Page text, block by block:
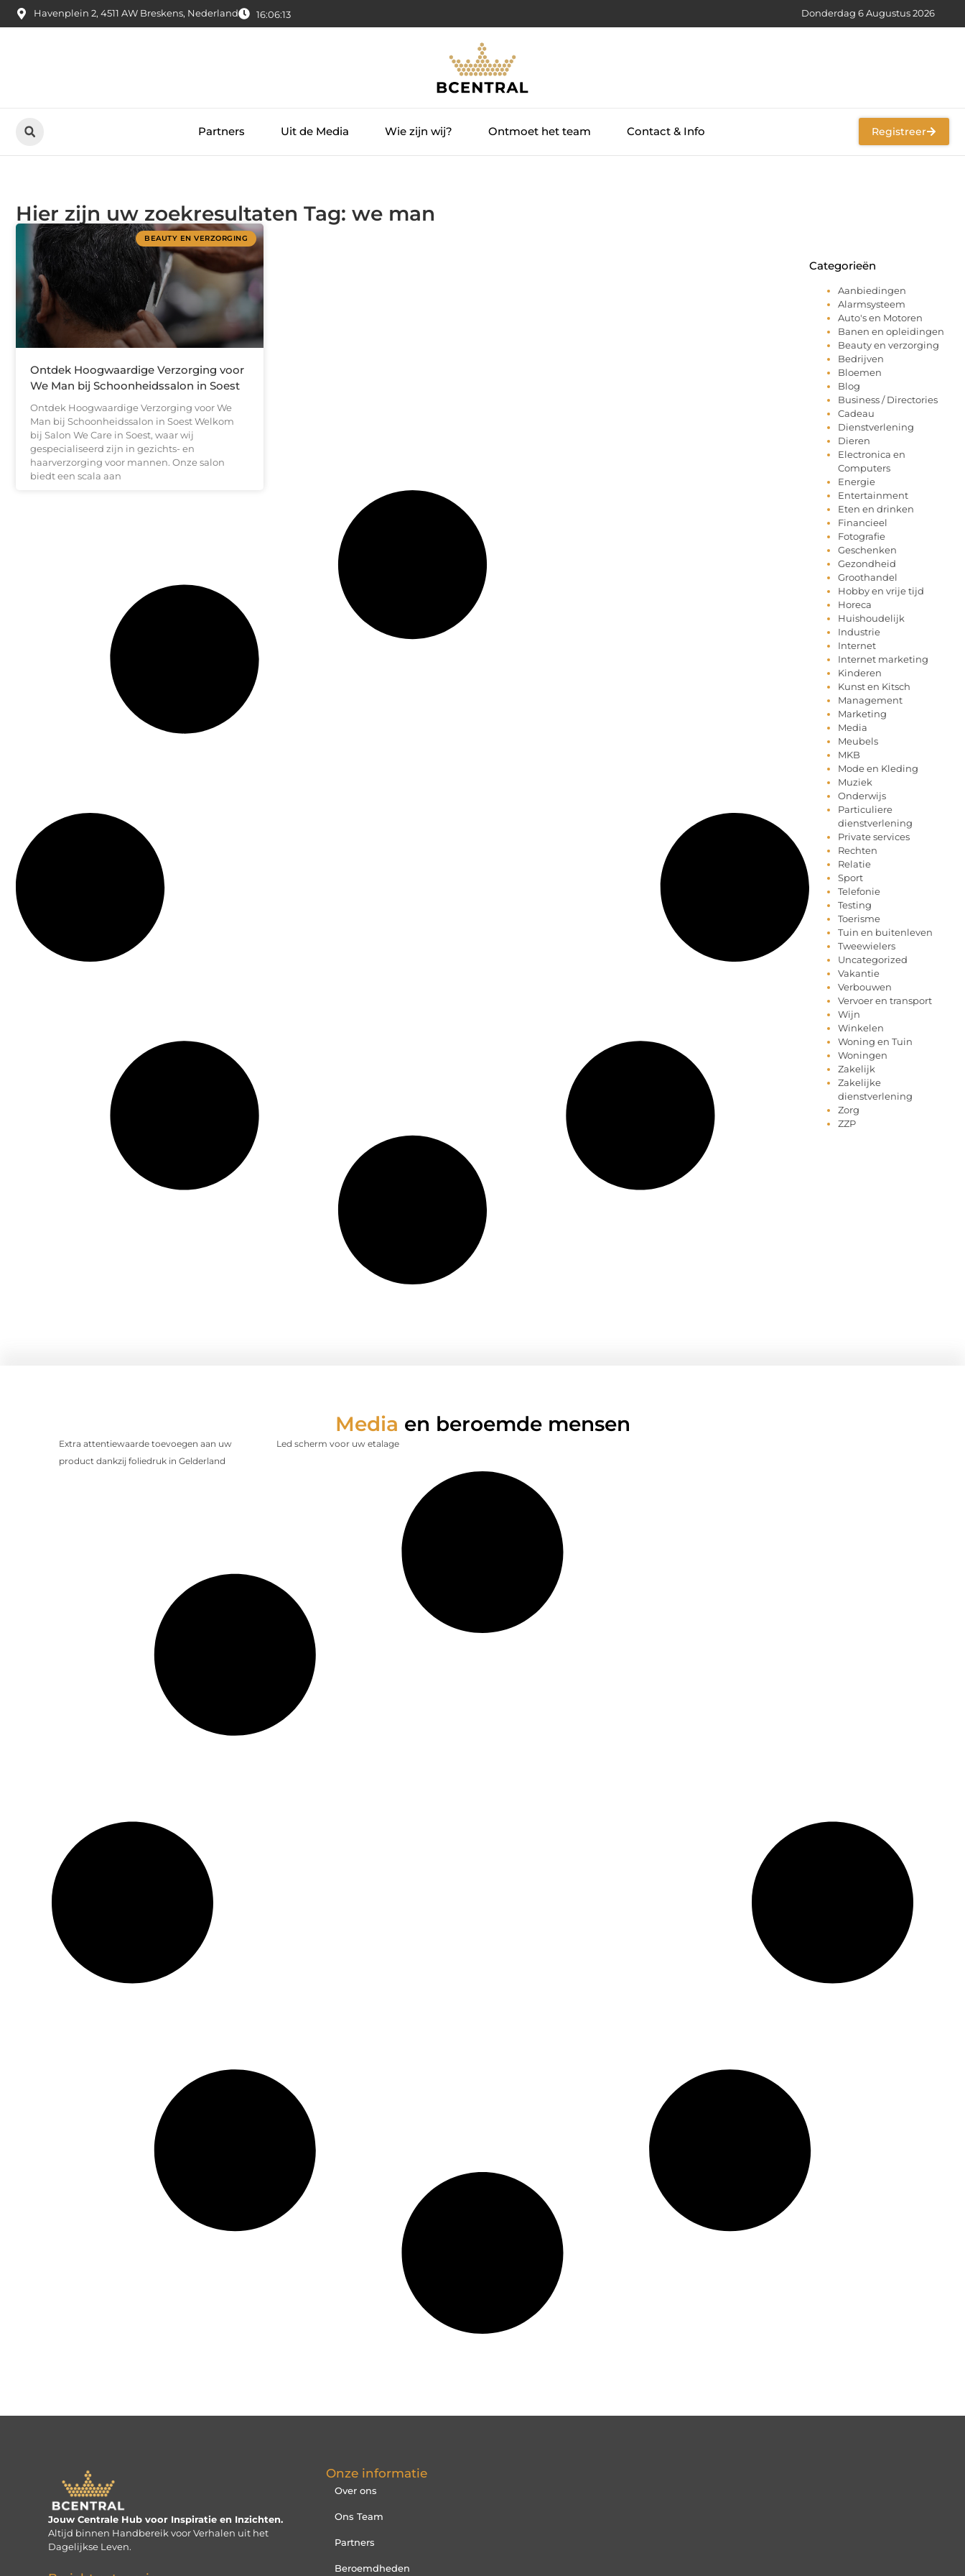
Havenplein 2, 4511 AW Breskens, Nederland 16:06:14 Donderdag 6 Augustus 2026
Partners Uit de Media Wie zijn wij? Ontmoet het team Contact & Info Registreer
Hier zijn uw zoekresultaten Tag: we man
BEAUTY EN VERZORGING
Ontdek Hoogwaardige Verzorging voor
We Man bij Schoonheidssalon in Soest
Ontdek Hoogwaardige Verzorging voor We
Man bij Schoonheidssalon in Soest Welkom
bij Salon We Care in Soest, waar wij
gespecialiseerd zijn in gezichts- en
haarverzorging voor mannen. Onze salon
biedt een scala aan
Categorieën
Aanbiedingen
Alarmsysteem
Auto's en Motoren
Banen en opleidingen
Beauty en verzorging
Bedrijven
Bloemen
Blog
Business / Directories
Cadeau
Dienstverlening
Dieren
Electronica en
Computers
Energie
Entertainment
Eten en drinken
Financieel
Fotografie
Geschenken
Gezondheid
Groothandel
Hobby en vrije tijd
Horeca
Huishoudelijk
Industrie
Internet
Internet marketing
Kinderen
Kunst en Kitsch
Management
Marketing
Media
Meubels
MKB
Mode en Kleding
Muziek
Onderwijs
Particuliere
dienstverlening
Private services
Rechten
Relatie
Sport
Telefonie
Testing
Toerisme
Tuin en buitenleven
Tweewielers
Uncategorized
Vakantie
Verbouwen
Vervoer en transport
Wijn
Winkelen
Woning en Tuin
Woningen
Zakelijk
Zakelijke
dienstverlening
Zorg
ZZP
Media en beroemde mensen
Extra attentiewaarde toevoegen aan uw
product dankzij foliedruk in Gelderland
Led scherm voor uw etalage
Jouw Centrale Hub voor Inspiratie en Inzichten.
Altijd binnen Handbereik voor Verhalen uit het
Dagelijkse Leven.
Onze informatie
Over ons
Ons Team
Partners
Beroemdheden